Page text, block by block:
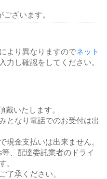
ざいます。
より異なりますのでネット
力し確認をしてください。
いたします。
となり電話でのお受付は出
現金支払いは出来ません。
、配達委託業者のドライ
。
了承ください。